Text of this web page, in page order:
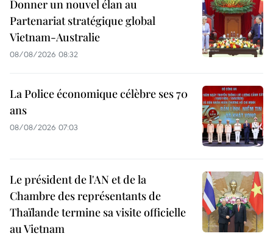
Donner un nouvel élan au
Partenariat stratégique global
Vietnam-Australie
08/08/2026 08:32
La Police économique célèbre ses 70
ans
08/08/2026 07:03
Le président de l'AN et de la
Chambre des représentants de
Thaïlande termine sa visite officielle
au Vietnam